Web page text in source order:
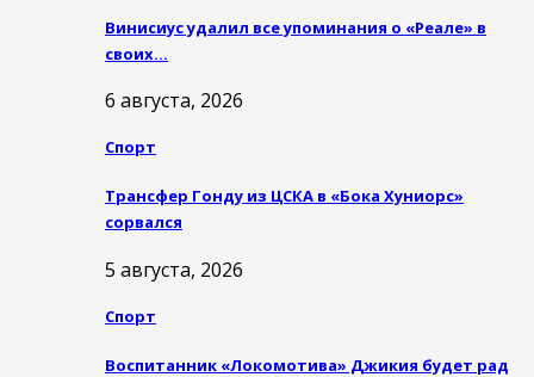
Винисиус удалил все упоминания о «Реале» в
своих…
6 августа, 2026
Спорт
Трансфер Гонду из ЦСКА в «Бока Хуниорс»
сорвался
5 августа, 2026
Спорт
Воспитанник «Локомотива» Джикия будет рад